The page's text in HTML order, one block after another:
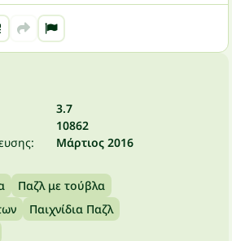
3.7
10862
Μάρτιος 2016
Παζλ με τούβλα
Παιχνίδια Παζλ